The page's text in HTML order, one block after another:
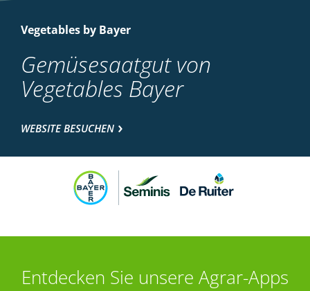
Vegetables by Bayer
Gemüsesaatgut von
Vegetables Bayer
WEBSITE BESUCHEN
Entdecken Sie unsere Agrar-Apps